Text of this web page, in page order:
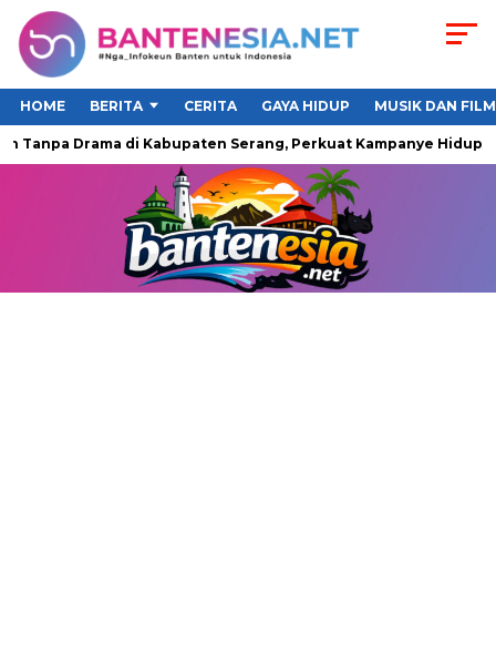
HOME BERITA CERITA GAYA HIDUP MUSIK DAN FILM
Drama di Kabupaten Serang, Perkuat Kampanye Hidup